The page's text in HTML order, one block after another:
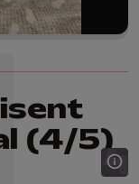
(4/5)